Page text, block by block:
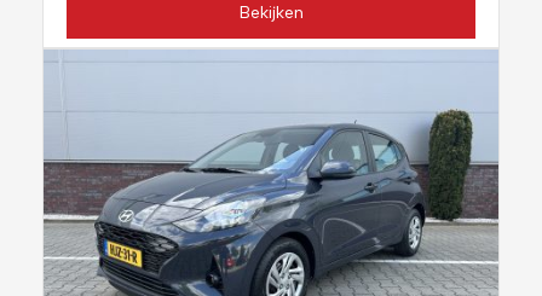
Bekijken